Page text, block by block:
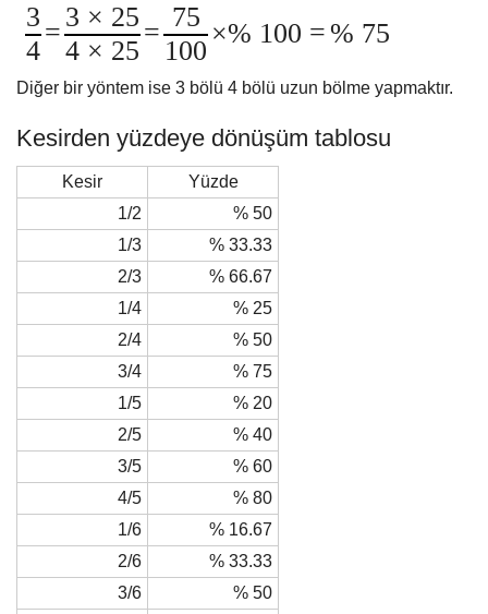
3
=
3 × 25
=
75
×% 100 = % 75
4 4 × 25 100
Diğer bir yöntem ise 3 bölü 4 bölü uzun bölme yapmaktır.
Kesirden yüzdeye dönüşüm tablosu
Kesir
Yüzde
1/2
% 50
1/3
% 33.33
2/3
% 66.67
1/4
% 25
2/4
% 50
3/4
% 75
1/5
% 20
2/5
% 40
3/5
% 60
4/5
% 80
1/6
% 16.67
2/6
% 33.33
3/6
% 50